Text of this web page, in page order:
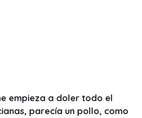
empieza a doler todo el
parecía un pollo, como